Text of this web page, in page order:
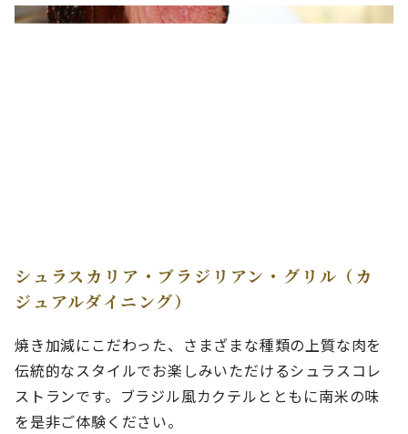
シュラスカリア・ブラジリアン・グリル（カ
ジュアルダイニング）
焼き加減にこだわった、さまざまな種類の上質な肉を
伝統的なスタイルでお楽しみいただけるシュラスコレ
ストランです。ブラジル風カクテルとともに南米の味
を是非ご体験ください。